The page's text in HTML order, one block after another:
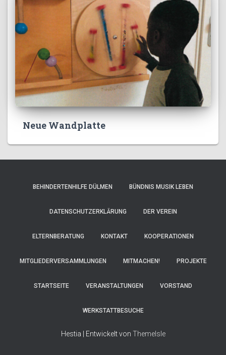
Neue Wandplatte
BEHINDERTENHILFE DÜLMEN BÜNDNIS MUSIK LEBEN
DATENSCHUTZERKLÄRUNG DER VEREIN
ELTERNBERATUNG KONTAKT KOOPERATIONEN
MITGLIEDERVERSAMMLUNGEN MITMACHEN! PROJEKTE
STARTSEITE VERANSTALTUNGEN VORSTAND
WERKSTATTBESUCHE
Hestia | Entwickelt von ThemeIsle